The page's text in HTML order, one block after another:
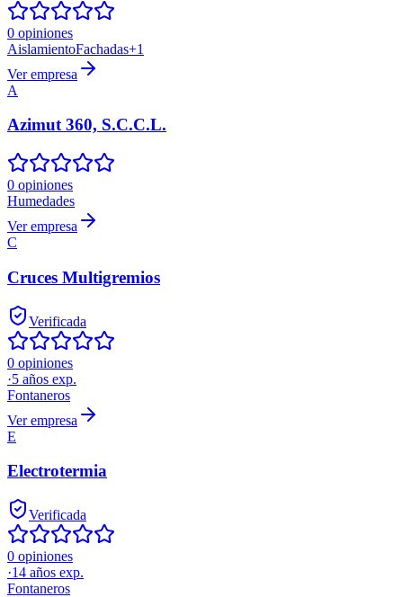
0 opiniones
AislamientoFachadas+1
Ver empresa
A
Azimut 360, S.C.C.L.
0 opiniones
Humedades
Ver empresa
C
Cruces Multigremios
Verificada
0 opiniones
·5 años exp.
Fontaneros
Ver empresa
E
Electrotermia
Verificada
0 opiniones
·14 años exp.
Fontaneros